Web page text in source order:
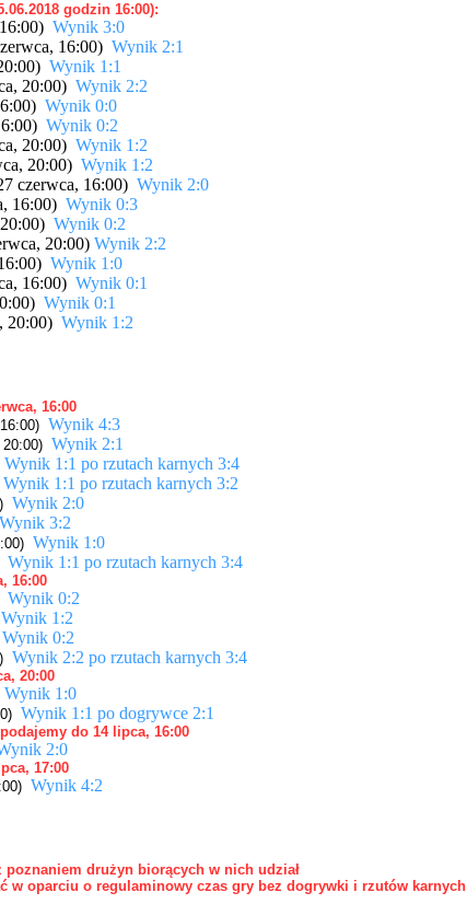
godzin 16:00):
16:00)Wynik 3:0
16:00)Wynik 2:1
Wynik 1:1
20:00)Wynik 2:2
Wynik 0:0
Wynik 0:2
20:00)Wynik 1:2
20:00)Wynik 1:2
czerwca, 16:00)Wynik 2:0
16:00)Wynik 0:3
20:00)Wynik 0:2
20:00)Wynik 2:2
16:00)Wynik 1:0
16:00)Wynik 0:1
Wynik 0:1
20:00)Wynik 1:2
16:00
Wynik 4:3
20:00) Wynik 2:1
Wynik 1:1 po rzutach karnych 3:4
Wynik 1:1 po rzutach karnych 3:2
Wynik 2:0
Wynik 3:2
Wynik 1:0
Wynik 1:1 po rzutach karnych 3:4
16:00
Wynik 0:2
Wynik 1:2
Wynik 0:2
Wynik 2:2 po rzutach karnych 3:4
20:00
Wynik 1:0
Wynik 1:1 po dogrywce 2:1
do 14 lipca, 16:00
ynik 2:0
17:00
Wynik 4:2
poznaniem drużyn biorących w nich udział
w oparciu o regulaminowy czas gry bez dogrywki i rzutów karnych